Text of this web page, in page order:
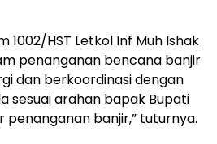
1002/HST Letkol Inf Muh Ishak
penanganan bencana banjir
dan berkoordinasi dengan
sesuai arahan bapak Bupati
banjir,” tuturnya.